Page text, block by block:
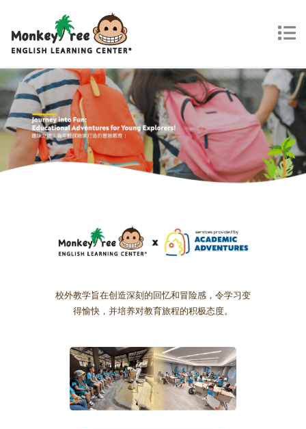
校外教学旨在创造深刻的回忆和冒险感，令学习变
得愉快，并培养对教育旅程的积极态度。